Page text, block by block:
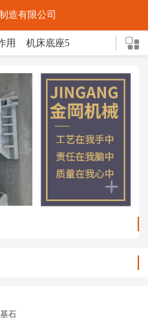
造有限公司
用 机床底座5
介绍 灰铁机床轴承座
灰铁机头铸件
亮点 机床底座铸造方式
机床床脚 球墨铸件
石